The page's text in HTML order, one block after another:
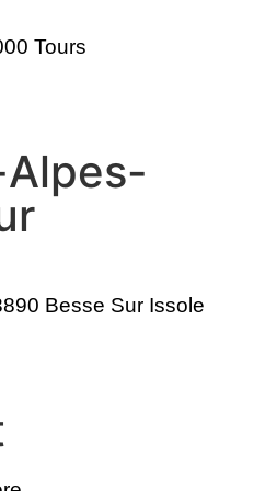
Tours
Besse Sur Issole